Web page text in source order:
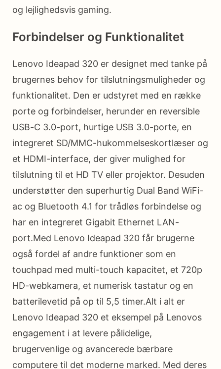
og lejlighedsvis gaming.
Forbindelser og Funktionalitet
Lenovo Ideapad 320 er designet med tanke på
brugernes behov for tilslutningsmuligheder og
funktionalitet. Den er udstyret med en række
porte og forbindelser, herunder en reversible
USB-C 3.0-port, hurtige USB 3.0-porte, en
integreret SD/MMC-hukommelseskortlæser og
et HDMI-interface, der giver mulighed for
tilslutning til et HD TV eller projektor. Desuden
understøtter den superhurtig Dual Band WiFi-
ac og Bluetooth 4.1 for trådløs forbindelse og
har en integreret Gigabit Ethernet LAN-
port.Med Lenovo Ideapad 320 får brugerne
også fordel af andre funktioner som en
touchpad med multi-touch kapacitet, et 720p
HD-webkamera, et numerisk tastatur og en
batterilevetid på op til 5,5 timer.Alt i alt er
Lenovo Ideapad 320 et eksempel på Lenovos
engagement i at levere pålidelige,
brugervenlige og avancerede bærbare
computere til det moderne marked. Med deres